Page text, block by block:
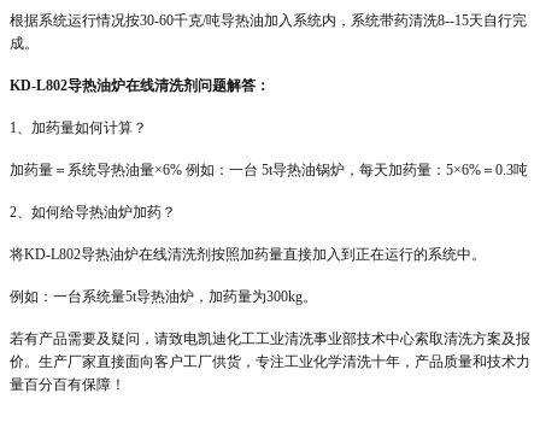
根据系统运行情况按30-60千克/吨导热油加入系统内，系统带药清洗8--15天自行完
成。
KD-L802导热油炉在线清洗剂问题解答：
1、加药量如何计算？
加药量＝系统导热油量×6% 例如：一台 5t导热油锅炉，每天加药量： 5×6% ＝ 0.3吨
2、如何给导热油炉加药？
将KD-L802导热油炉在线清洗剂按照加药量直接加入到正在运行的系统中。
例如 ： 一台系统量5t导热油炉，加药量为300kg。
若有产品需要及疑问，请致电凯迪化工工业清洗事业部技术中心索取清洗方案及报
价。生产厂家直接面向客户工厂供货，专注工业化学清洗十年，产品质量和技术力
量百分百有保障！